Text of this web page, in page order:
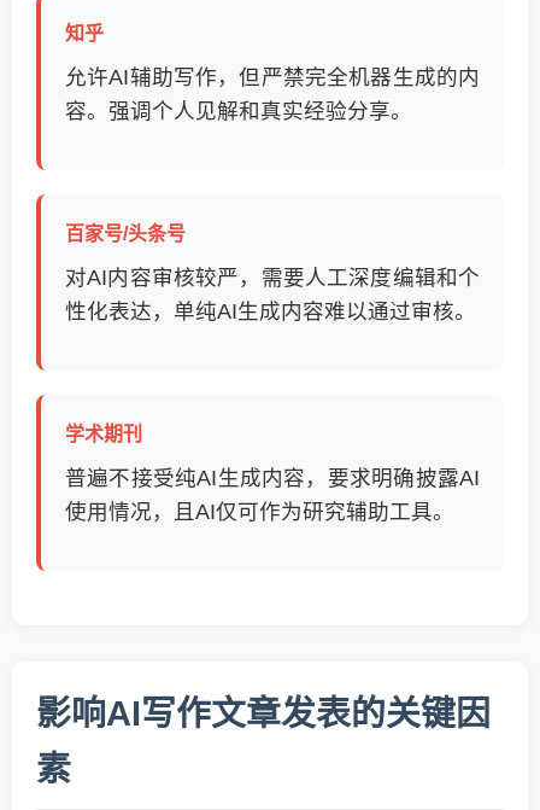
知乎
允许AI辅助写作，但严禁完全机器生成的内
容。强调个人见解和真实经验分享。
百家号/头条号
对AI内容审核较严，需要人工深度编辑和个
性化表达，单纯AI生成内容难以通过审核。
学术期刊
普遍不接受纯AI生成内容，要求明确披露AI
使用情况，且AI仅可作为研究辅助工具。
影响AI写作文章发表的关键因
素